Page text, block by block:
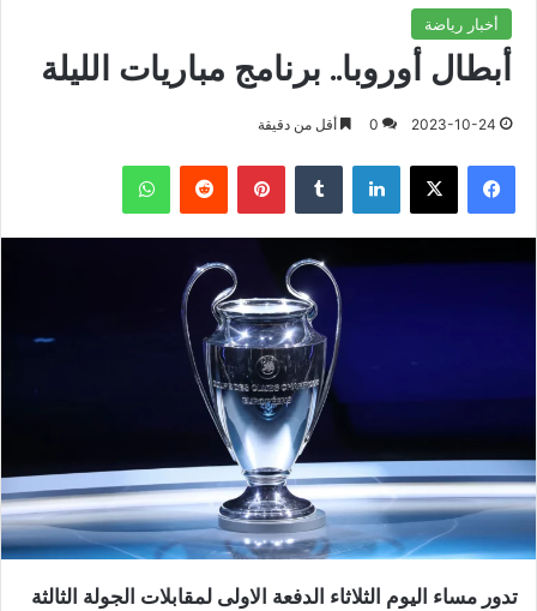
أخبار رياضة
أبطال أوروبا.. برنامج مباريات الليلة
2023-10-24
0 أقل من دقيقة
فيسبوك X لينكدإن بينتيريست واتساب
تدور مساء اليوم الثلاثاء الدفعة الاولى لمقابلات الجولة الثالثة